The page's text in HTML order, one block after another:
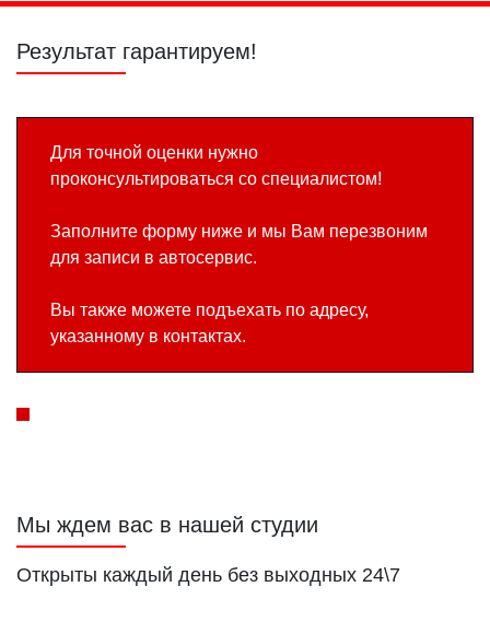
Результат гарантируем!
Для точной оценки нужно
проконсультироваться со специалистом!
Заполните форму ниже и мы Вам перезвоним
для записи в автосервис.
Вы также можете подъехать по адресу,
указанному в контактах.
Мы ждем вас в нашей студии
Открыты каждый день без выходных 24\7